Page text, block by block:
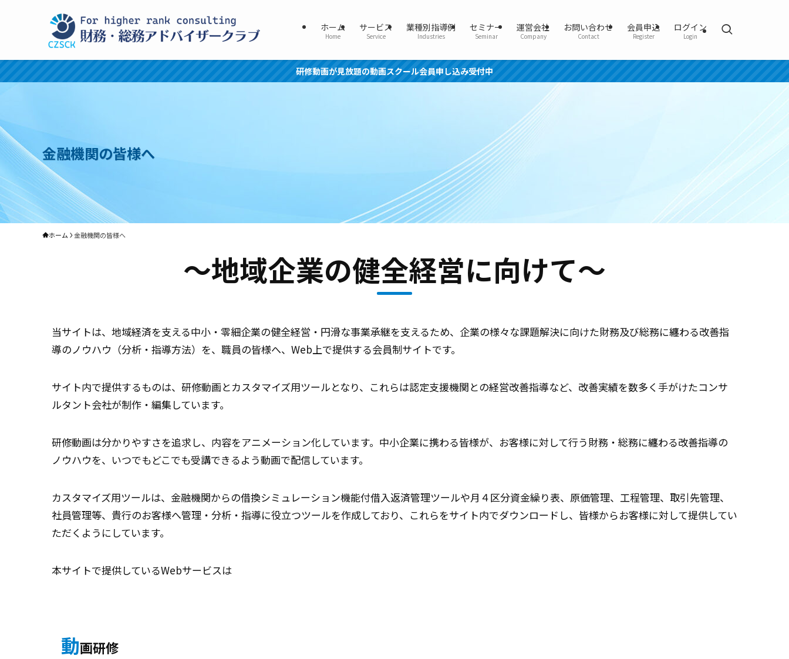
ホーム
Home
サービス
Service
業種別指導例
Industries
セミナー
Seminar
運営会社
Company
お問い合わせ
Contact
会員申込
Register
ログイン
Login
研修動画が見放題の動画スクール会員申し込み受付中
金融機関の皆様へ
ホーム 金融機関の皆様へ
～地域企業の健全経営に向けて～
当サイトは、地域経済を支える中小・零細企業の健全経営・円滑な事業承継を支えるため、企業の様々な課題解決に向けた財務及び総務に纏わる改善指
導のノウハウ（分析・指導方法）を、職員の皆様へ、Web上で提供する会員制サイトです。
サイト内で提供するものは、研修動画とカスタマイズ用ツールとなり、これらは認定支援機関との経営改善指導など、改善実績を数多く手がけたコンサ
ルタント会社が制作・編集しています。
研修動画は分かりやすさを追求し、内容をアニメーション化しています。中小企業に携わる皆様が、お客様に対して行う財務・総務に纏わる改善指導の
ノウハウを、いつでもどこでも受講できるよう動画で配信しています。
カスタマイズ用ツールは、金融機関からの借換シミュレーション機能付借入返済管理ツールや月４区分資金繰り表、原価管理、工程管理、取引先管理、
社員管理等、貴行のお客様へ管理・分析・指導に役立つツールを作成しており、これらをサイト内でダウンロードし、皆様からお客様に対して提供してい
ただくようにしています。
本サイトで提供しているWebサービスは
動画研修